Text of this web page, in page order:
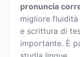
pronuncia
migliore
e scrittura di
importante. È